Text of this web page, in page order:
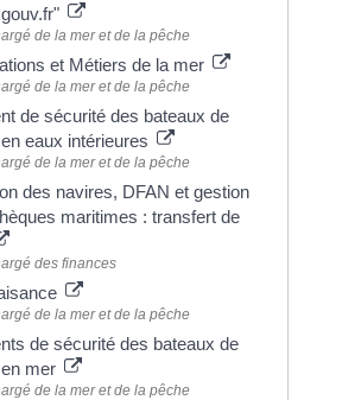
de la mer et de la pêche
et Métiers de la mer
de la mer et de la pêche
de sécurité des bateaux de
eaux intérieures
de la mer et de la pêche
des navires, DFAN et gestion
maritimes : transfert de
des finances
de la mer et de la pêche
de sécurité des bateaux de
mer
de la mer et de la pêche